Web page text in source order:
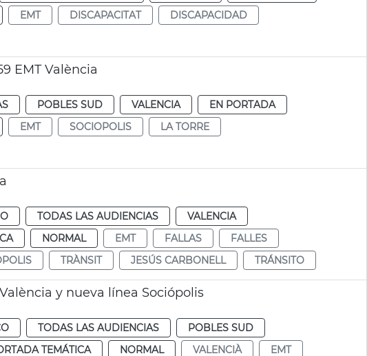
EMT DISCAPACITAT
DISCAPACIDAD
EMT València
POBLES SUD VALENCIA
EN PORTADA
EMT SOCIOPOLIS
LA TORRE
TODAS LAS AUDIENCIAS
VALENCIA
NORMAL EMT FALLAS
FALLES
TRÀNSIT JESÚS CARBONELL TRÁNSITO
y nueva línea Sociópolis
TODAS LAS AUDIENCIAS
POBLES SUD
TEMÁTICA NORMAL VALENCIÀ EMT